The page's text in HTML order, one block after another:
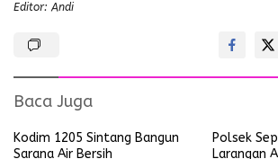
Editor: Andi
Baca Juga
Kodim 1205 Sintang Bangun
Sarana Air Bersih
Polsek
Larangan